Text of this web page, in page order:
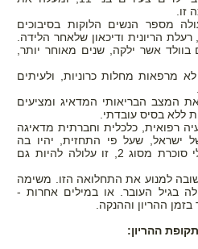
זו.
מספר הנשים הלוקות בסיבוכים
רעלת הריונית ודיכאון שלאחר הלידה.
בוולד אשר ילקה, שנים מאוחר יותר,
מחלות כרוניות, ולעיתים
המצב הבריאותי המדאיג ומציעים
ללא בסיס עובדתי.
רפואית, כלכלית וחברתית מדאיגה
ישראל, שעל פי התחזית, יהיו בה
1 חולי סוכרת מסוג 2, זו עלולה להיות גם
למנוע את התחלואה הזו. משימה
בגיל העובר. או במילים אחרות -
ההריון וההנקה.
ההריון:
ילדת בקיסרי
רוצה אחרת?
הבאה,
הנכון!
לאתר וקבלי את
אחרי קיסרי -